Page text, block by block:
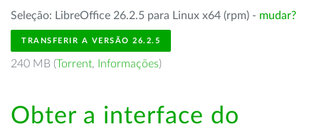
Seleção: LibreOffice 26.2.5 para Linux x64 (rpm) - mudar?
TRANSFERIR A VERSÃO 26.2.5
240 MB (Torrent, Informações)
Obter a interface do